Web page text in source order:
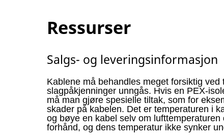
Ressurser
Salgs- og leveringsinformasjon
Kablene må behandles meget forsiktig
slagpåkjenninger unngås. Hvis en PEX-
må man gjøre spesielle tiltak, som for
skader på kabelen. Det er temperaturen i
og bøye en kabel selv om
forhånd, og dens temperatur ikke synker